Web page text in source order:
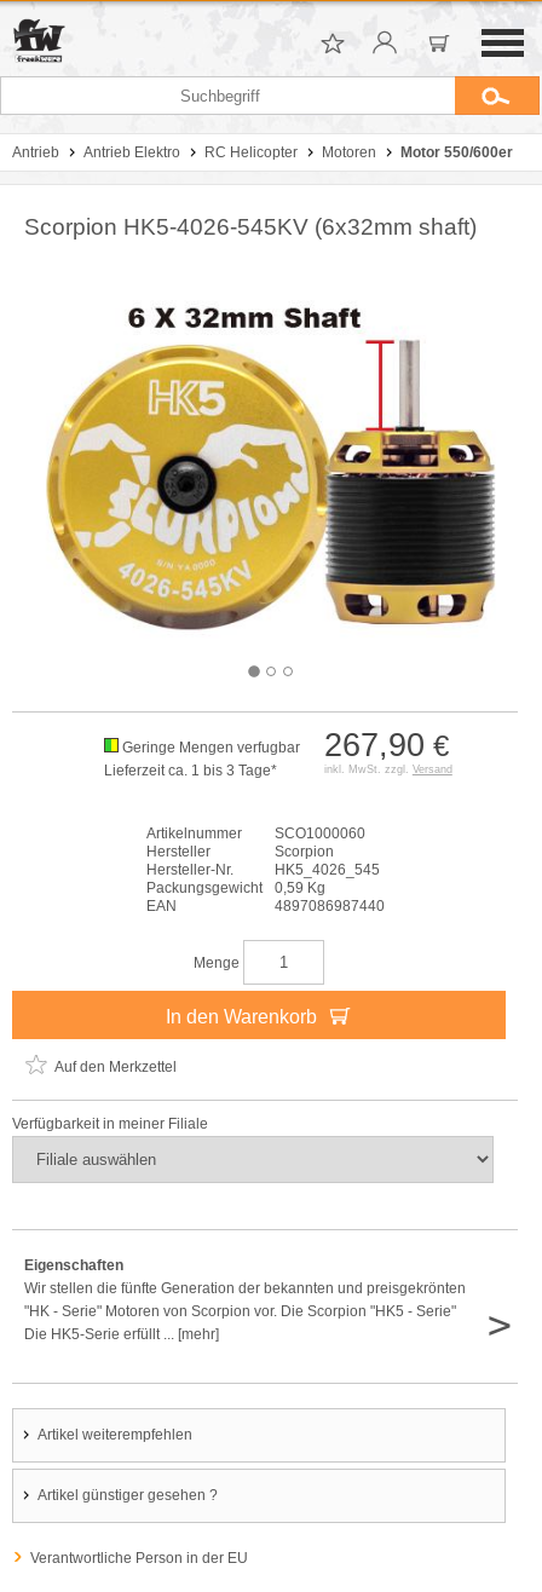
Antrieb Antrieb Elektro RC Helicopter Motoren Motor 550/600er
Scorpion HK5-4026-545KV (6x32mm shaft)
267,90 €
inkl. MwSt. zzgl. Versand
Geringe Mengen verfugbar
Lieferzeit ca. 1 bis 3 Tage*
Artikelnummer
SCO1000060
Hersteller
Scorpion
Hersteller-Nr.
HK5_4026_545
Packungsgewicht
0,59 Kg
EAN
4897086987440
Menge
In den Warenkorb
Auf den Merkzettel
Verfügbarkeit in meiner Filiale
Eigenschaften
Wir stellen die fünfte Generation der bekannten und preisgekrönten
"HK - Serie" Motoren von Scorpion vor. Die Scorpion "HK5 - Serie"
Die HK5-Serie erfüllt ... [mehr]
>
Artikel weiterempfehlen
Artikel günstiger gesehen ?
Verantwortliche Person in der EU